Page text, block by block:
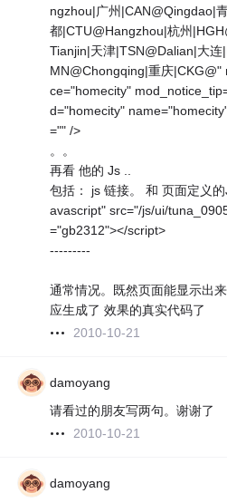
ngzhou|广州|CAN@Qingdao|
都|CTU@Hangzhou|杭州
Tianjin|天津|TSN@Dalian|大
MN@Chongqing|重庆
ce="homecity"
d="homecity"
="" />
。。
再看 他的 Js ..
包括： js 链接。 和 页面定义
avascript" src="/js/ui/
="gb2312"></script>
---------
通常情况。既然页面能显示出
应生成了 效果的真实代码了
2010-10-21
damoyang
请看过的朋友写两句。谢谢了
2010-10-21
damoyang